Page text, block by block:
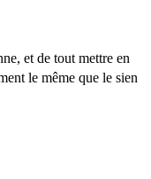
et de tout mettre en
le même que le sien